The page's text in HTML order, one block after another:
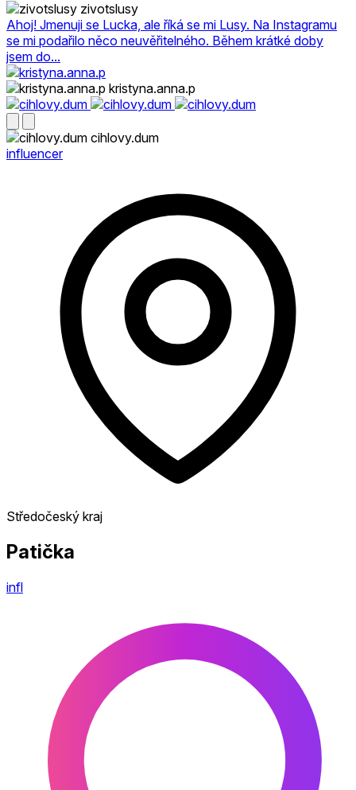
zivotslusy
Ahoj! Jmenuji se Lucka, ale říká se mi Lusy. Na Instagramu
se mi podařilo něco neuvěřitelného. Během krátké doby
jsem do...
kristyna.anna.p
cihlovy.dum
influencer
Středočeský kraj
Patička
infl